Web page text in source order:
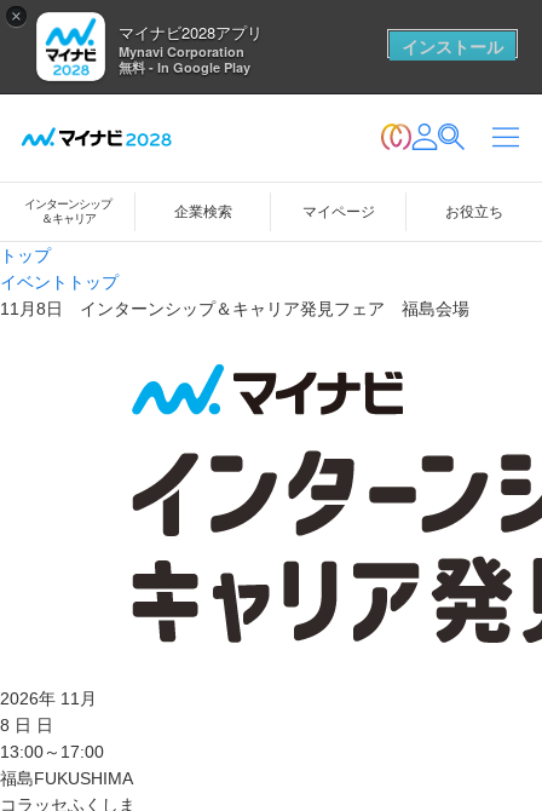
×
マイナビ2028アプリ
Mynavi Corporation
無料 - In Google Play
インストール
インターンシップ
＆キャリア
企業検索 マイページ お役立ち
トップ
イベントトップ
11月8日 インターンシップ＆キャリア発見フェア 福島会場
2026年 11 月
8 日 日
13:00～17:00
福島FUKUSHIMA
コラッセふくしま